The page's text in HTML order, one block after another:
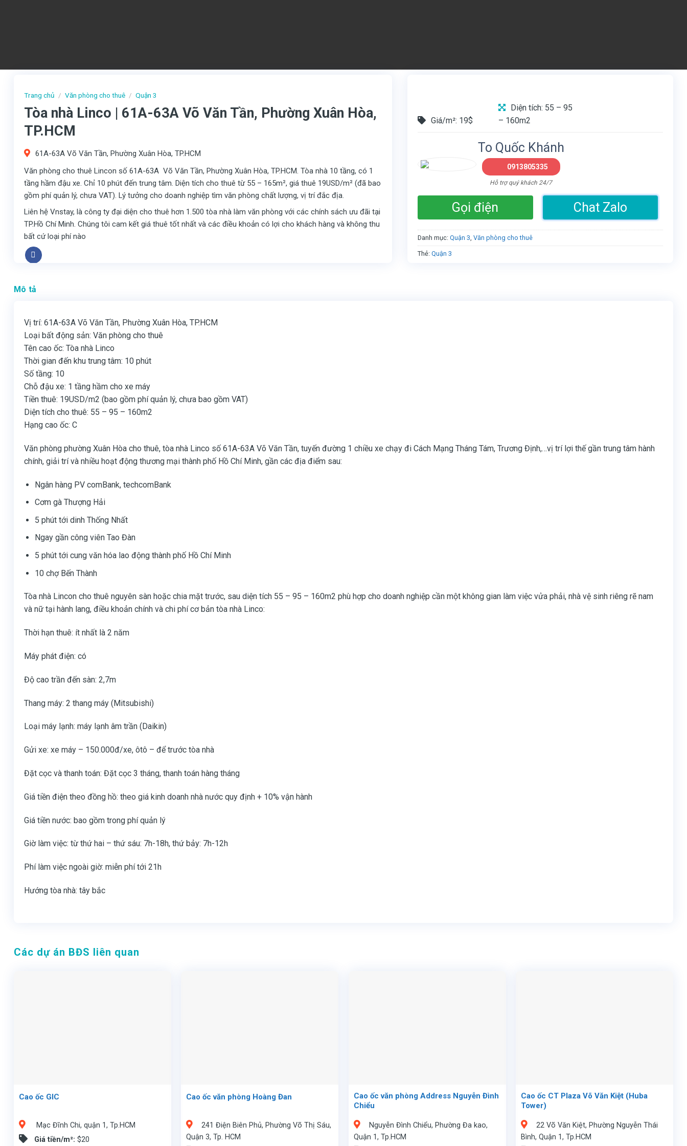
Trang chủ / Văn phòng cho thuê / Quận 3
Tòa nhà Linco | 61A-63A Võ Văn Tần, Phường Xuân Hòa,
TP.HCM
61A-63A Võ Văn Tần, Phường Xuân Hòa, TP.HCM
Văn phòng cho thuê Lincon số 61A-63A Võ Văn Tần, Phường Xuân Hòa, TP.HCM. Tòa nhà 10 tầng, có 1
tầng hầm đậu xe. Chỉ 10 phút đến trung tâm. Diện tích cho thuê từ 55 – 165m², giá thuê 19USD/m² (đã bao
gồm phí quản lý, chưa VAT). Lý tưởng cho doanh nghiệp tìm văn phòng chất lượng, vị trí đắc địa.
Liên hệ Vnstay, là công ty đại diện cho thuê hơn 1.500 tòa nhà làm văn phòng với các chính sách ưu đãi tại
TP.Hồ Chí Minh. Chúng tôi cam kết giá thuê tốt nhất và các điều khoản có lợi cho khách hàng và không thu
bất cứ loại phí nào
Giá/m²: 19$
Diện tích: 55 – 95
– 160m2
To Quốc Khánh
0913805335
Hỗ trợ quý khách 24/7
Gọi điện Chat Zalo
Danh mục: Quận 3, Văn phòng cho thuê
Thẻ: Quận 3
Mô tả
Vị trí: 61A-63A Võ Văn Tần, Phường Xuân Hòa, TP.HCM
Loại bất động sản: Văn phòng cho thuê
Tên cao ốc: Tòa nhà Linco
Thời gian đến khu trung tâm: 10 phút
Số tầng: 10
Chỗ đậu xe: 1 tầng hầm cho xe máy
Tiền thuê: 19USD/m2 (bao gồm phí quản lý, chưa bao gồm VAT)
Diện tích cho thuê: 55 – 95 – 160m2
Hạng cao ốc: C
Văn phòng phường Xuân Hòa cho thuê, tòa nhà Linco số 61A-63A Võ Văn Tần, tuyến đường 1 chiều xe chạy đi Cách Mạng Tháng Tám, Trương Định,…vị trí lợi thế gần trung tâm hành
chính, giải trí và nhiều hoạt động thương mại thành phố Hồ Chí Minh, gần các địa điểm sau:
Ngân hàng PV comBank, techcomBank
Cơm gà Thượng Hải
5 phút tới dinh Thống Nhất
Ngay gần công viên Tao Đàn
5 phút tới cung văn hóa lao động thành phố Hồ Chí Minh
10 chợ Bến Thành
Tòa nhà Lincon cho thuê nguyên sàn hoặc chia mặt trước, sau diện tích 55 – 95 – 160m2 phù hợp cho doanh nghiệp cần một không gian làm việc vửa phải, nhà vệ sinh riêng rẽ nam
và nữ tại hành lang, điều khoản chính và chi phí cơ bản tòa nhà Linco:
Thời hạn thuê: ít nhất là 2 năm
Máy phát điện: có
Độ cao trần đến sàn: 2,7m
Thang máy: 2 thang máy (Mitsubishi)
Loại máy lạnh: máy lạnh âm trần (Daikin)
Gửi xe: xe máy – 150.000đ/xe, ôtô – để trước tòa nhà
Đặt cọc và thanh toán: Đặt cọc 3 tháng, thanh toán hàng tháng
Giá tiền điện theo đồng hồ: theo giá kinh doanh nhà nước quy định + 10% vận hành
Giá tiền nước: bao gồm trong phí quản lý
Giờ làm việc: từ thứ hai – thứ sáu: 7h-18h, thứ bảy: 7h-12h
Phí làm việc ngoài giờ: miễn phí tới 21h
Hướng tòa nhà: tây bắc
Các dự án BĐS liên quan
Cao ốc GIC
Mạc Đĩnh Chi, quận 1, Tp.HCM
Giá tiền/m²: $20
Cao ốc văn phòng Hoàng Đan
241 Điện Biên Phủ, Phường Võ Thị Sáu,
Quận 3, Tp. HCM
Cao ốc văn phòng Address Nguyễn Đình
Chiểu
Nguyễn Đình Chiểu, Phường Đa kao,
Quận 1, Tp.HCM
Cao ốc CT Plaza Võ Văn Kiệt (Huba
Tower)
22 Võ Văn Kiệt, Phường Nguyễn Thái
Bình, Quận 1, Tp.HCM